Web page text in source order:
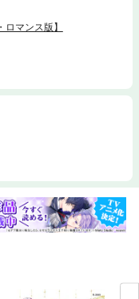
ジャス、そしてロマンテ
ーレクイン・ロマンスか
際は十分ご注意くださ
マンス版】